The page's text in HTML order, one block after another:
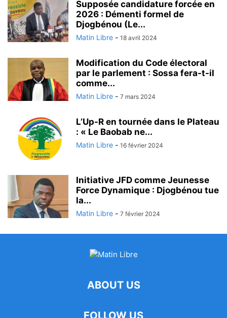
Supposée candidature forcée en
2026 : Démenti formel de
Djogbénou (Le...
Matin Libre - 18 avril 2024
Modification du Code électoral
par le parlement : Sossa fera-t-il
comme...
Matin Libre - 7 mars 2024
L’Up-R en tournée dans le Plateau
: « Le Baobab ne...
Matin Libre - 16 février 2024
Initiative JFD comme Jeunesse
Force Dynamique : Djogbénou tue
la...
Matin Libre - 7 février 2024
ABOUT US
FOLLOW US